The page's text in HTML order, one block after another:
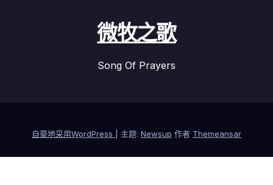
微牧之歌
Song Of Prayers
自豪地采用WordPress 主题: Newsup 作者 Themeansar